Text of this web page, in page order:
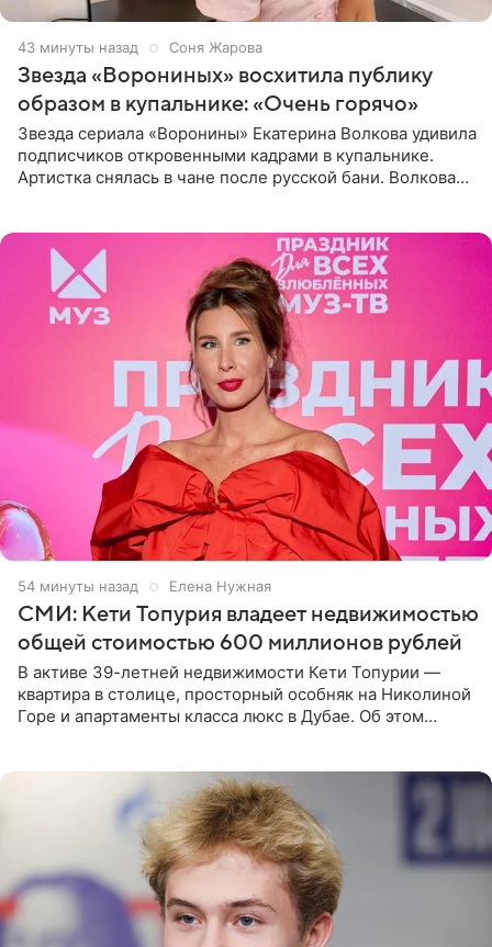
43 минуты назад Соня Жарова
Звезда «Ворониных» восхитила публику
образом в купальнике: «Очень горячо»
Звезда сериала «Воронины» Екатерина Волкова удивила
подписчиков откровенными кадрами в купальнике.
Артистка снялась в чане после русской бани. Волкова
54 минуты назад Елена Нужная
СМИ: Кети Топурия владеет недвижимостью
общей стоимостью 600 миллионов рублей
В активе 39-летней недвижимости Кети Топурии —
квартира в столице, просторный особняк на Николиной
Горе и апартаменты класса люкс в Дубае. Об этом